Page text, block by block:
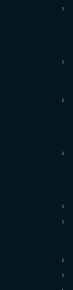
›
›
›
›
›
›
›
›